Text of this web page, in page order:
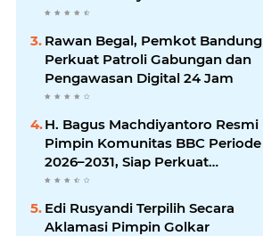
Jalan Braga
Rawan Begal, Pemkot Bandung
Perkuat Patroli Gabungan dan
Pengawasan Digital 24 Jam
H. Bagus Machdiyantoro Resmi
Pimpin Komunitas BBC Periode
2026–2031, Siap Perkuat
Solidaritas dan Hadirkan
Program Nyata untuk
Masyarakat
Edi Rusyandi Terpilih Secara
Aklamasi Pimpin Golkar